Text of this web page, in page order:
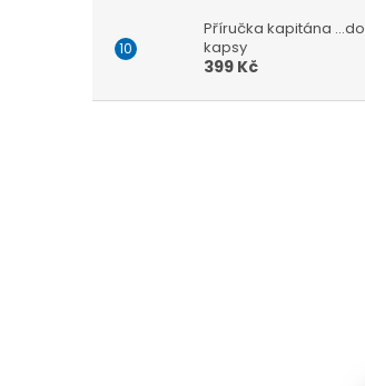
Příručka kapitána ...do
kapsy
399 Kč